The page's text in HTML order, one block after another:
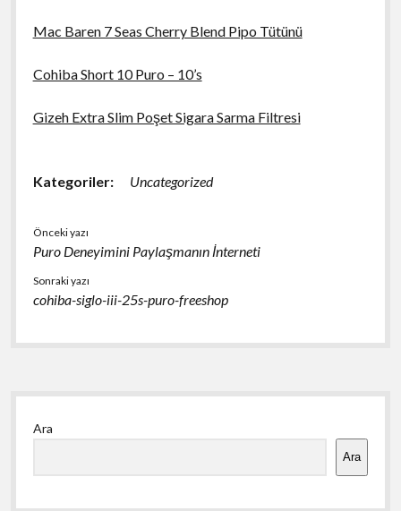
Mac Baren 7 Seas Cherry Blend Pipo Tütünü
Cohiba Short 10 Puro – 10’s
Gizeh Extra Slim Poşet Sigara Sarma Filtresi
Kategoriler: Uncategorized
Önceki yazı
Puro Deneyimini Paylaşmanın İnterneti
Sonraki yazı
cohiba-siglo-iii-25s-puro-freeshop
Yan
Menü
Ara
Ara